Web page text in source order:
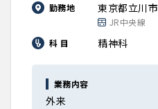
医師に役立つ取材記事
大学医局紹介
勤務地 東京都立川市
JR中央線
科 目
精神科
業務内容
外来